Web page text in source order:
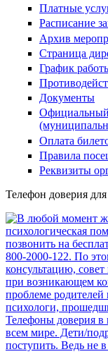
Платные
Расписание
Архив
Страница
График
Документы
Официальный
Оплата
Правила
Реквизиты
Телефон доверия